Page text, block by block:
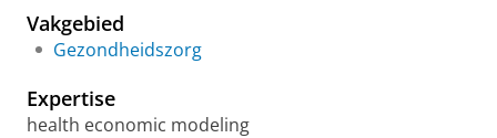
a
g
c
o
Vakgebied
Gezondheidszorg
Expertise
health economic modeling